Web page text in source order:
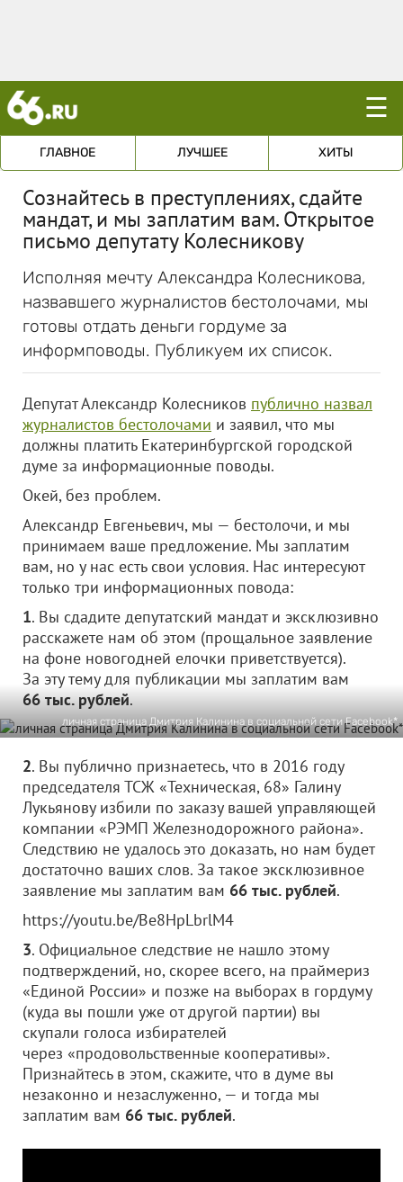
☰
ГЛАВНОЕ ЛУЧШЕЕ ХИТЫ
Сознайтесь в преступлениях, сдайте
мандат, и мы заплатим вам. Открытое
письмо депутату Колесникову
Исполняя мечту Александра Колесникова,
назвавшего журналистов бестолочами, мы
готовы отдать деньги гордуме за
информповоды. Публикуем их список.
Депутат Александр Колесников публично назвал
журналистов бестолочами и заявил, что мы
должны платить Екатеринбургской городской
думе за информационные поводы.
Окей, без проблем.
Александр Евгеньевич, мы — бестолочи, и мы
принимаем ваше предложение. Мы заплатим
вам, но у нас есть свои условия. Нас интересуют
только три информационных повода:
1. Вы сдадите депутатский мандат и эксклюзивно
расскажете нам об этом (прощальное заявление
на фоне новогодней елочки приветствуется).
За эту тему для публикации мы заплатим вам
66 тыс. рублей.
личная страница Дмитрия Калинина в социальной сети Facebook*
2. Вы публично признаетесь, что в 2016 году
председателя ТСЖ «Техническая, 68» Галину
Лукьянову избили по заказу вашей управляющей
компании «РЭМП Железнодорожного района».
Следствию не удалось это доказать, но нам будет
достаточно ваших слов. За такое эксклюзивное
заявление мы заплатим вам 66 тыс. рублей.
https://youtu.be/Be8HpLbrlM4
3. Официальное следствие не нашло этому
подтверждений, но, скорее всего, на праймериз
«Единой России» и позже на выборах в гордуму
(куда вы пошли уже от другой партии) вы
скупали голоса избирателей
через «продовольственные кооперативы».
Признайтесь в этом, скажите, что в думе вы
незаконно и незаслуженно, — и тогда мы
заплатим вам 66 тыс. рублей.